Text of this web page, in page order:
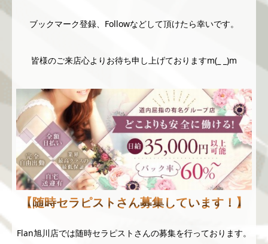
ブックマーク登録、Followなどして頂けたら幸いです。
皆様のご来店心よりお待ち申し上げておりますm(_ _)m
【随時セラピストさん募集しています！】
Flan旭川店では随時セラピストさんの募集を行っております。